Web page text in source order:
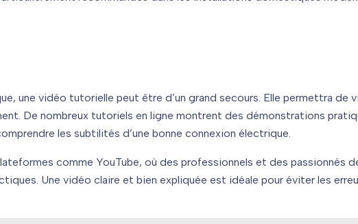
une vidéo tutorielle peut être d’un grand secours. Elle permettra de
De nombreux tutoriels en ligne montrent des démonstrations
les subtilités d’une bonne connexion électrique.
comme YouTube, où des professionnels et des passionnés
Une vidéo claire et bien expliquée est idéale pour éviter les